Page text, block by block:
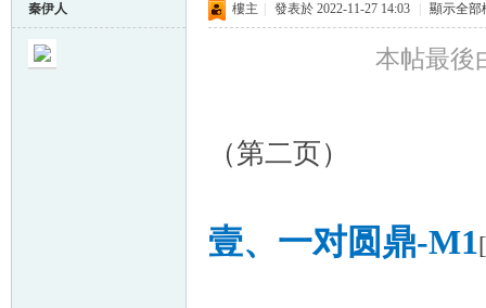
秦伊人 樓主 發表於 2022-11-27 14:03 顯示全部
本帖最後
（第二页）
壹、一对圆鼎-M1[